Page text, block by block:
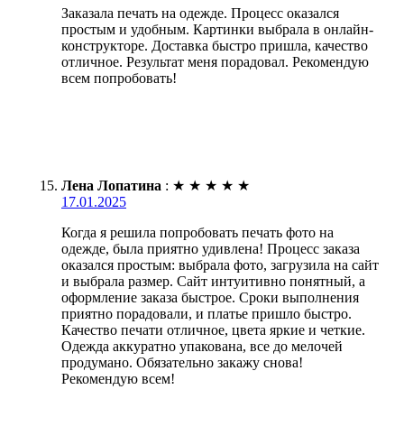
Заказала печать на одежде. Процесс оказался
простым и удобным. Картинки выбрала в онлайн-
конструкторе. Доставка быстро пришла, качество
отличное. Результат меня порадовал. Рекомендую
всем попробовать!
Лена Лопатина : ★ ★ ★ ★ ★
17.01.2025
Когда я решила попробовать печать фото на
одежде, была приятно удивлена! Процесс заказа
оказался простым: выбрала фото, загрузила на сайт
и выбрала размер. Сайт интуитивно понятный, а
оформление заказа быстрое. Сроки выполнения
приятно порадовали, и платье пришло быстро.
Качество печати отличное, цвета яркие и четкие.
Одежда аккуратно упакована, все до мелочей
продумано. Обязательно закажу снова!
Рекомендую всем!